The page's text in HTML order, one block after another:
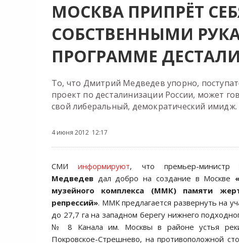
МОСКВА ПРИПРЁТ
СОБСТВЕННЫМИ
ПРОГРАММЕ
То, что Дмитрий Медведев упорно,
проект по десталинизации России, может
свой либеральный, демократический имидж.
4 июня 2012 12:17
СМИинформируют, что премьер-
Медведев дал добро на создание в Москве
музейного комплекса (ММК) памяти
репрессий». ММК предлагается развернуть на
до 27,7 га на западном берегу нижнего
№ 8 Канала им. Москвы в районе устья
Покровское-Стрешнево, на противоположной